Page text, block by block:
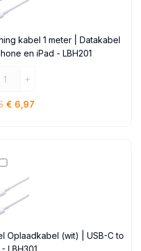
naar
Lightning
1
meter
Datakabel
Oplaadkabel
-
LBH201
kabel 1 meter | Datakabel
en iPad - LBH201
€ 6,97
(1M)
C
kabel
|
Oplaadkabel
Oplaadkabel (wit) | USB-C to